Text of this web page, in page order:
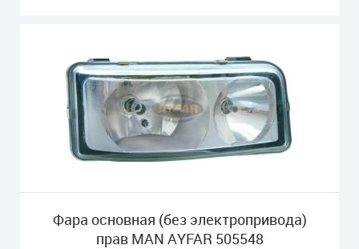
Фара основная (без электропривода)
прав MAN AYFAR 505548